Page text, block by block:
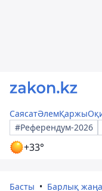
СаясатӘлемҚаржы
#Референдум-2026
+33°
Басты Барлық